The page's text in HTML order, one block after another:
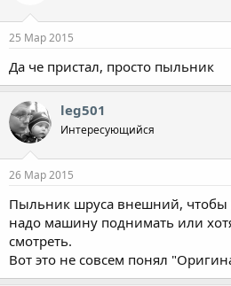
25 Мар 2015
Да че пристал, просто пыльник
leg501
Интересующийся
26 Мар 2015
Пыльник шруса внешний, чтобы
надо машину поднимать или
смотреть.
Вот это не совсем понял